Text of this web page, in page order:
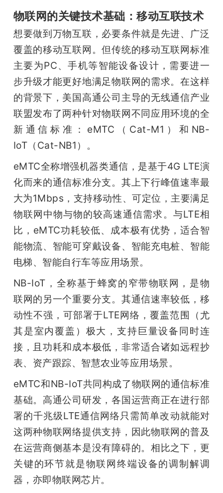
物联网的关键技术基础：移动互联技术
想要做到万物互联，必要条件就是先进、广泛
覆盖的移动互联网。但传统的移动互联网标准
主要为PC、手机等智能设备设计，需要进一
步升级才能更好地满足物联网的需求。在这样
的背景下，美国高通公司主导的无线通信产业
联盟发布了两种针对物联网不同应用环境的全
新通信标准：eMTC（Cat-M1）和NB-
IoT（Cat-NB1）。
eMTC全称增强机器类通信，是基于4G LTE演
化而来的通信标准分支。其上下行峰值速率最
大为1Mbps，支持移动性、可定位，主要满足
物联网中物与物的较高速通信需求。与LTE相
比，eMTC功耗较低、成本极有优势，适合智
能物流、智能可穿戴设备、智能充电桩、智能
电梯、智能自行车等应用场景。
NB-IoT，全称基于蜂窝的窄带物联网，是物
联网的另一个重要分支。其通信速率较低，移
动性不强，可部署于LTE网络，覆盖范围（尤
其是室内覆盖）极大，支持巨量设备同时连
接，且功耗和成本极低，非常适合诸如远程抄
表、资产跟踪、智慧农业等应用场景。
eMTC和NB-IoT共同构成了物联网的通信标准
基础。高通公司研发，各国运营商正在进行部
署的千兆级LTE通信网络只需简单改动就能对
这两种物联网络提供支持，因此物联网的普及
在运营商侧基本是没有障碍的。相比之下，更
关键的环节就是物联网终端设备的调制解调
器，亦即物联网芯片。